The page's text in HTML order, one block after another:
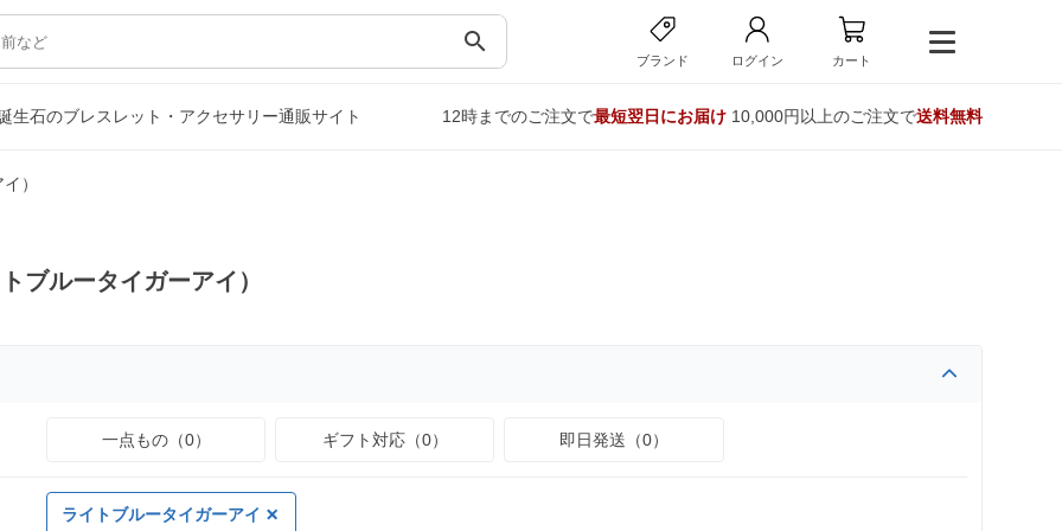
search
ブランド ログイン カート
石のブレスレット・アクセサリー通販サイト 12時までのご注文で最短翌日にお届け10,000円以上のご注文で送料無料
）
ブルータイガーアイ）
一点もの（0） ギフト対応（0） 即日発送（0）
ライトブルータイガーアイ